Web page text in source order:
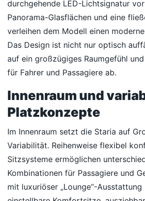
durchgehende LED-Lichtsignatur
Panorama-Glasflächen und eine
verleihen dem Modell einen
Das Design ist nicht nur optisch
auf ein großzügiges Raumgefühl
für Fahrer und Passagiere ab.
Innenraum und
Platzkonzepte
Im Innenraum setzt die Staria auf
Variabilität. Reihenweise flexibel
Sitzsysteme ermöglichen
Kombinationen für Passagiere und
mit luxuriöser „Lounge“-